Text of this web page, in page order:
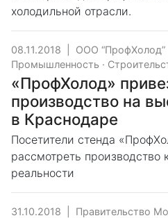
холодильной отрасли.
08.11.2018 ООО “ПрофХолод”
Промышленность ·
«ПрофХолод»
производство на
в Краснодаре
Посетители стенда
рассмотреть производство
реальности
31.10.2018 Правительство